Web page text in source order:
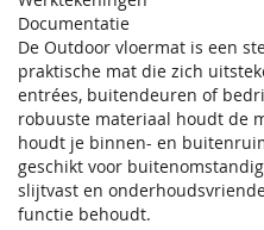
Documentatie
De Outdoor vloermat is een
praktische mat die zich
entrées, buitendeuren of
robuuste materiaal houdt de
houdt je binnen- en
geschikt voor
slijtvast en
functie behoudt.